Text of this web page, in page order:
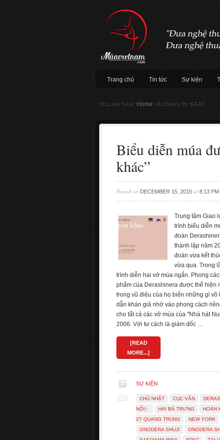
Trang chủ Tin tức Sự kiện
You are here: Home /Archives for KAAT
Biểu diễn múa
khác”
Posted on DECEMBER 15, 2015 at 8:13 PM
Trung tâm Giao
trình biểu diễn
đoàn
thành lập năm
đoàn vừa kết
vừa qua. Trong
trình diễn hai vở múa ngắn. Phong
phẩm của Derashinera được thể hiện
trong vũ điệu của họ biến những gì
dẫn khán giả nhờ vào phong cách
cho tất cả các vở múa của "Nhà hát
2006. Với tư cách là giám đốc …
[READ
MORE...]
SỰ KIỆN
CHỦ NHẬT CỤC VĂN
NỘI）
HAI BÀ TRƯNG
HOÀN
27 QUANG TRUNG
NEW YORK
ONODERA SHUJI
ONODERA